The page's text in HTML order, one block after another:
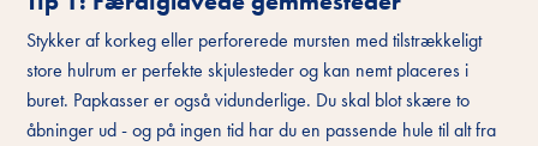
Stykker af korkeg eller perforerede mursten med tilstrækkeligt
store hulrum er perfekte skjulesteder og kan nemt placeres i
buret. Papkasser er også vidunderlige. Du skal blot skære to
åbninger ud - og på ingen tid har du en passende hule til alt fra